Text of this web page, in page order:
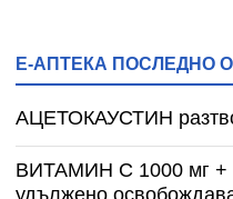
Е-АПТЕКА ПОСЛЕДНО
АЦЕТОКАУСТИН
ВИТАМИН С 1000 мг +